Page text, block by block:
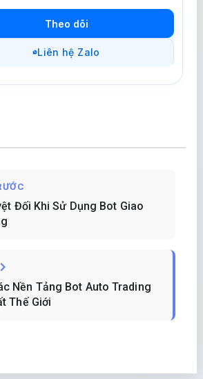
Theo dõi
Liên hệ Zalo
Đối Khi Sử Dụng Bot Giao
Nền Tảng Bot Auto Trading
Thế Giới